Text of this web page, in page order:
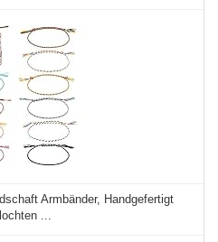
Armbänder, Handgefertigt
...